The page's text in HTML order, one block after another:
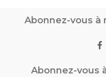
Abonnez-vous à
Abonnez-vous